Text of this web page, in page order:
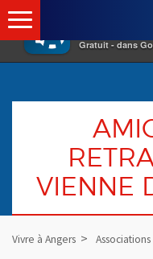
×
Gratuit - dans
VIENNE
Vivre à Angers Associations